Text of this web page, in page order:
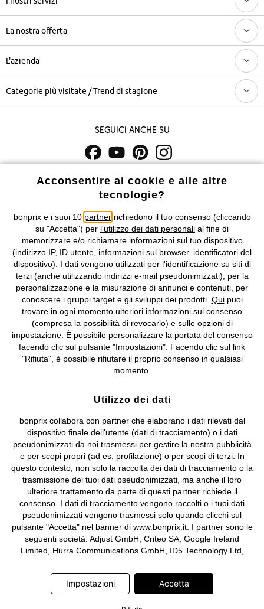
La nostra offerta
L'azienda
Categorie più visitate / Trend di stagione
Seguici anche su
I prezzi sono IVA inclusa. Non includonole spese di spedizione e i
costi di servizio.
Condizioni di vendita Accessibilità
Informativa privacy e cookie Gestione dei cookie
Informazioni legali Diritto di recesso
© 2026 bonprix.
Tutti i diritti riservati.
bonprix S.r.l. con socio unico, sede legale: via Adua 33 - 13855
Valdengo (BI) C.F. 01510910027 - P.I. 01939830020, Reg. Imprese di
Biella n. 01510910027, R.E.A. BI - 171345, N. Reg. Pile:
IT09060P00000858, N. Reg. AEE: IT08020000002105 Capitale
Sociale: euro 1.000.000 i.v, Società soggetta all'attività di direzione
e coordinamento di bonprix Beteiligungs -Verwaltungsgesellschaft
Acconsentire ai cookie e alle altre
tecnologie?
bonprix e i suoi 10 partnerrichiedono il tuo consenso (cliccando
su "Accetta") per l'utilizzo dei dati personali al fine di
memorizzare e/o richiamare informazioni sul tuo dispositivo
(indirizzo IP, ID utente, informazioni sul browser, identificatori del
dispositivo). I dati vengono utilizzati per l'identificazione su siti di
terzi (anche utilizzando indirizzi e-mail pseudonimizzati), per la
personalizzazione e la misurazione di annunci e contenuti, per
conoscere i gruppi target e gli sviluppi dei prodotti. Quipuoi
trovare in ogni momento ulteriori informazioni sul consenso
(compresa la possibilità di revocarlo) e sulle opzioni di
impostazione. È possibile personalizzare la portata del consenso
facendo clic sul pulsante "Impostazioni". Facendo clic sul link
"Rifiuta", è possibile rifiutare il proprio consenso in qualsiasi
momento.
Utilizzo dei dati
bonprix collabora con partner che elaborano i dati rilevati dal
dispositivo finale dell'utente (dati di tracciamento) o i dati
pseudonimizzati da noi trasmessi per gestire la nostra pubblicità
e per scopi propri (ad es. profilazione) o per scopi di terzi. In
questo contesto, non solo la raccolta dei dati di tracciamento o la
trasmissione dei tuoi dati pseudonimizzati, ma anche il loro
ulteriore trattamento da parte di questi partner richiede il
consenso. I dati di tracciamento vengono raccolti o i tuoi dati
pseudonimizzati vengono trasmessi solo quando clicchi sul
pulsante "Accetta" nel banner di www.bonprix.it. I partner sono le
seguenti società: Adjust GmbH, Criteo SA, Google Ireland
Limited, Hurra Communications GmbH, ID5 Technology Ltd,
Limited, Pinterest Europe Limited, RTB-House GmbH, TikTok
Information Technologies UK Limited. Ulteriori informazioni sul
Impostazioni Accetta